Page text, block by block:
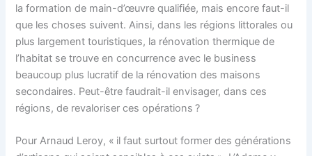
la formation de main-d’œuvre qualifiée, mais encore faut-il
que les choses suivent. Ainsi, dans les régions littorales ou
plus largement touristiques, la rénovation thermique de
l’habitat se trouve en concurrence avec le business
beaucoup plus lucratif de la rénovation des maisons
secondaires. Peut-être faudrait-il envisager, dans ces
régions, de revaloriser ces opérations ?
Pour Arnaud Leroy, « il faut surtout former des générations